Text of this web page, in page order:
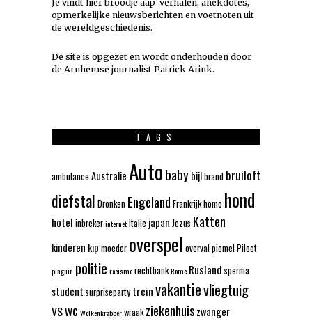
Je vindt hier broodje aap-verhalen, anekdotes,
opmerkelijke nieuwsberichten en voetnoten uit
de wereldgeschiedenis.
De site is opgezet en wordt onderhouden door
de Arnhemse journalist Patrick Arink.
TAGS
ambulance AustralieAutobabybijlbrand bruiloft
diefstal Dronken Engeland Frankrijkhomo hond
hotel inbrekerinternetItalie japan Jezus Katten
kinderen kip moeder overspel overvalpiemelPiloot
pinguin politie racismerechtbankRome Rusland sperma
student surpriseparty treinvakantievliegtuig
VSwc Wolkenkrabberwraak ziekenhuiszwanger